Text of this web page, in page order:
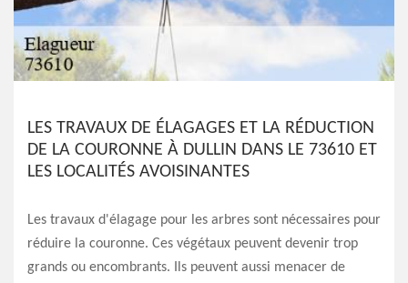
LES TRAVAUX DE ÉLAGAGES ET LA RÉDUCTION
DE LA COURONNE À DULLIN DANS LE 73610 ET
LES LOCALITÉS AVOISINANTES
Les travaux d'élagage pour les arbres sont nécessaires pour
réduire la couronne. Ces végétaux peuvent devenir trop
grands ou encombrants. Ils peuvent aussi menacer de